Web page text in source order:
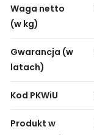
Waga netto
(w kg)
Gwarancja (w
latach)
Kod PKWiU
Produkt w